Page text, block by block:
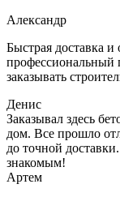
Александр
Быстрая доставка и
профессиональный
заказывать
Денис
Заказывал здесь
дом. Все прошло
до точной
знакомым!
Артем